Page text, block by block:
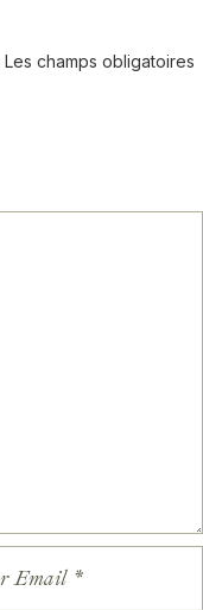
Les champs obligatoires